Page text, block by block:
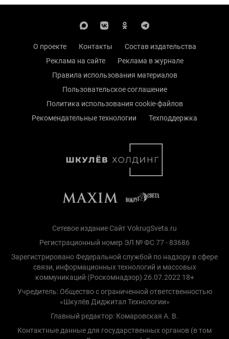
О проекте Контакты
Состав издательства
Реклама на сайте
Реклама в журнале
Правила использования материалов
Пользовательское соглашение
Политика использования cookie-файлов
Рекомендательные технологии
Техподдержка
Сетевое издание Сайт VokrugSveta.ru
Регистрационный номер ЭЛ № ФС 77 - 83686
Зарегистрировано Федеральной службой по надзору в сфере
связи, информационных технологий и массовых
коммуникаций (Роскомнадзор) 26.07.2022 18+
Учредитель: Общество с ограниченной ответственностью
«Шкулёв Диджитал Технологии»
Главный редактор: Комаровская А. В.
Контактные данные для государственных органов (в том